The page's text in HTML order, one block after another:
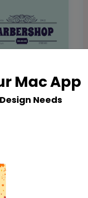
Mac App
Needs